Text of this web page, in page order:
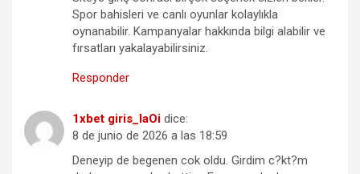
Spor bahisleri ve canlı oyunlar kolaylıkla
oynanabilir. Kampanyalar hakkında bilgi alabilir ve
fırsatları yakalayabilirsiniz.
Responder
1xbet giris_laOi dice:
8 de junio de 2026 a las 18:59
Deneyip de begenen cok oldu. Girdim c?kt?m